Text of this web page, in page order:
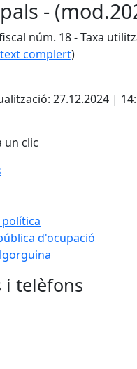
-
núm. 18 - Taxa
text complert)
27.12.2024 |
un clic
d'ocupació
i telèfons